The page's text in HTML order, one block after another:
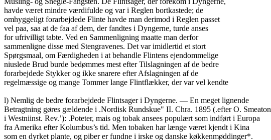
havde været mindre værdifulde og var i Reglen bortkastede; de
omhyggeligt forarbejdede Flinte havde man derimod i Reglen passet
vel paa, saa at de faa af dem, der fandtes i Dyngerne, turde anses
for ufrivilligt tabte. Ved en Sammenligning maatte man derfor
sammenligne disse med Stengravenes. Det var imidlertid et stort
Spørgsmaal, om Færdigheden i at behandle Flintens ejendommelige
niuslede Brud burde bedømmes mest efter Tilslagningen af de bedre
forarbejdede Stykker og ikke snarere efter Afslagningen af de
regelmæssige og mange Tommer lange Flintflækker, der var vel kendte
l) Nemlig de bedre forarbejdede Flintsager i Dyngerne. — En meget lignende
Betragtning gøres gældende i .Nordisk Rundskue" II. Chra. 1895 (.efter O. Smeaton
i Westniinst. Rev.’): .Poteter, mais og tobak ansees populært som indført i Europa
fra Amerika efter Kolumbus’s tid. Men tobaken har længe været kjendt i Kina
som en dyrket plante, og piber er fundne i irske og danske køkkenmøddinger*.